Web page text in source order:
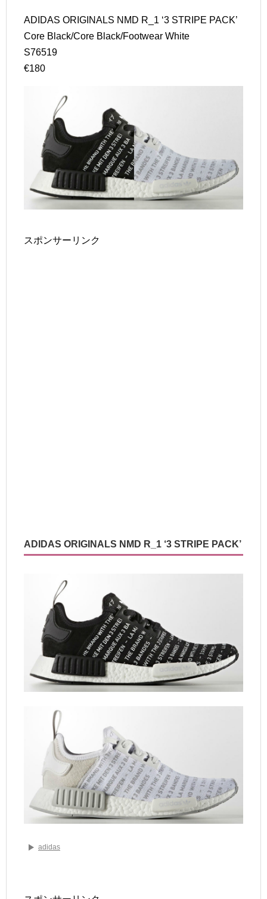
ADIDAS ORIGINALS NMD R_1 ‘3 STRIPE PACK’
Core Black/Core Black/Footwear White
S76519
€180
スポンサーリンク
ADIDAS ORIGINALS NMD R_1 ‘3 STRIPE PACK’
adidas